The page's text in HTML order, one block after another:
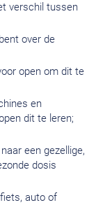
verschil tussen
over de
open om dit te
en
dit te leren;
een gezellige,
dosis
auto of